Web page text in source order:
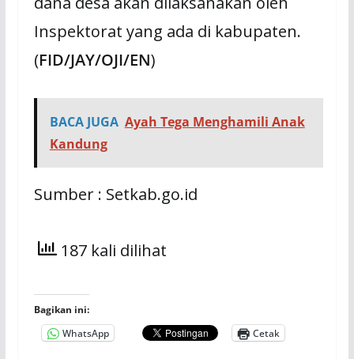
Inspektorat yang ada di kabupaten.
(FID/JAY/OJI/EN)
BACA JUGA Ayah Tega Menghamili Anak
Kandung
Sumber : Setkab.go.id
187 kali dilihat
Bagikan ini:
WhatsApp
Cetak